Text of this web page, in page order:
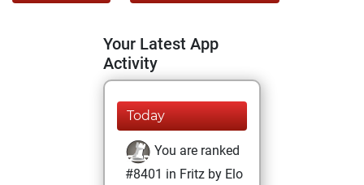
Your Latest App
Activity
Today
You are ranked
#8401 in Fritz by Elo